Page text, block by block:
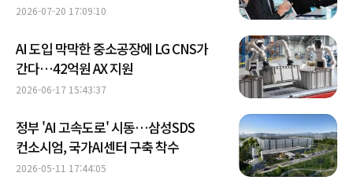
2026-07-20 17:09:10
AI 도입 막막한 중소공장에 LG CNS가
간다…42억원 AX 지원
2026-06-17 15:43:37
정부 'AI 고속도로' 시동…삼성SDS
컨소시엄, 국가AI센터 구축 착수
2026-05-11 17:44:05